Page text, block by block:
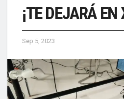
¡TE DEJARÁ
Sep 5, 2023